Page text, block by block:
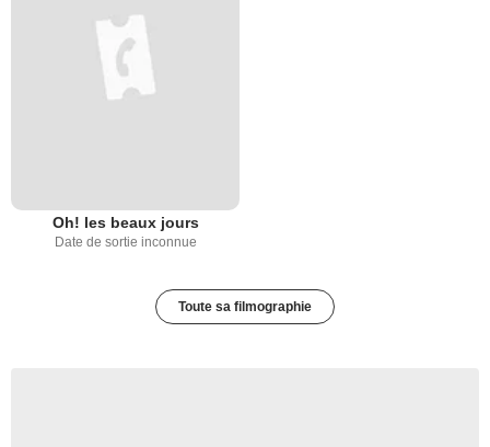
Oh! les beaux jours
Date de sortie inconnue
Toute sa filmographie